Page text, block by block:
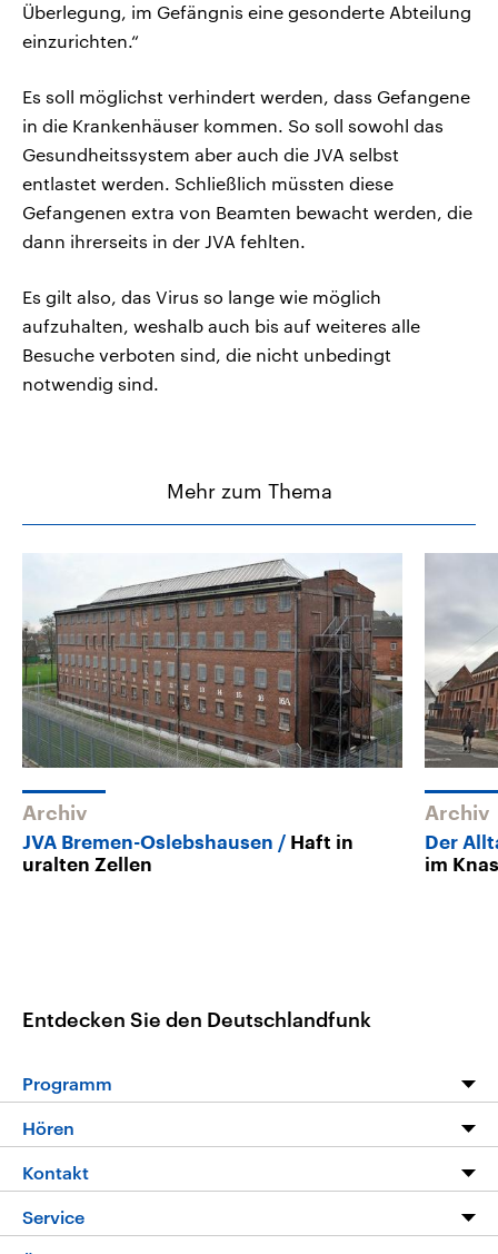
Überlegung, im Gefängnis eine gesonderte Abteilung
einzurichten.“
Es soll möglichst verhindert werden, dass Gefangene
in die Krankenhäuser kommen. So soll sowohl das
Gesundheitssystem aber auch die JVA selbst
entlastet werden. Schließlich müssten diese
Gefangenen extra von Beamten bewacht werden, die
dann ihrerseits in der JVA fehlten.
Es gilt also, das Virus so lange wie möglich
aufzuhalten, weshalb auch bis auf weiteres alle
Besuche verboten sind, die nicht unbedingt
notwendig sind.
Mehr zum Thema
Archiv
JVA Bremen-Oslebshausen
Haft in
uralten Zellen
Archiv
Der
im
Entdecken Sie den Deutschlandfunk
Programm
Programm
Die Nachrichten
Nachrichtenleicht
Hören
Livestream
Podcasts
Kontakt
Hörerservice
Service